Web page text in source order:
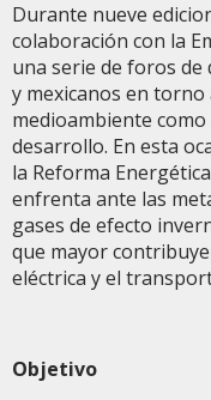
Durante nueve
colaboración con la
una serie de foros
y mexicanos en
medioambiente
desarrollo. En esta
la Reforma
enfrenta ante las
gases de efecto
que mayor
eléctrica y el
Objetivo